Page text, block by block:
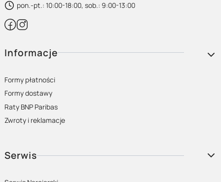
pon.-pt.: 10:00-18:00, sob.: 9:00-13:00
Linki w stopce
Informacje
Formy płatności
Formy dostawy
Raty BNP Paribas
Zwroty i reklamacje
Serwis